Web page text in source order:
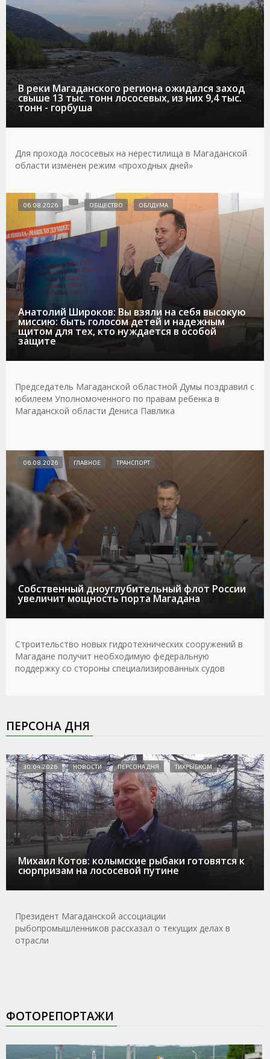
В реки Магаданского региона ожидался заход
свыше 13 тыс. тонн лососевых, из них 9,4 тыс.
тонн - горбуша
Для прохода лососевых на нерестилища в Магаданской
области изменен режим «проходных дней»
Анатолий Широков: Вы взяли на себя высокую
миссию: быть голосом детей и надежным
щитом для тех, кто нуждается в особой
защите
06.08.2026 ОБЩЕСТВО ОБЛДУМА
Председатель Магаданской областной Думы поздравил с
юбилеем Уполномоченного по правам ребенка в
Магаданской области Дениса Павлика
Собственный дноуглубительный флот России
увеличит мощность порта Магадана
06.08.2026 ГЛАВНОЕ ТРАНСПОРТ
Строительство новых гидротехнических сооружений в
Магадане получит необходимую федеральную
поддержку со стороны специализированных судов
ПЕРСОНА ДНЯ
Михаил Котов: колымские рыбаки готовятся к
сюрпризам на лососевой путине
30.04.2026 НОВОСТИ ПЕРСОНА ДНЯ ТИХРЫБКОМ
Президент Магаданской ассоциации
рыбопромышленников рассказал о текущих делах в
отрасли
ФОТОРЕПОРТАЖИ